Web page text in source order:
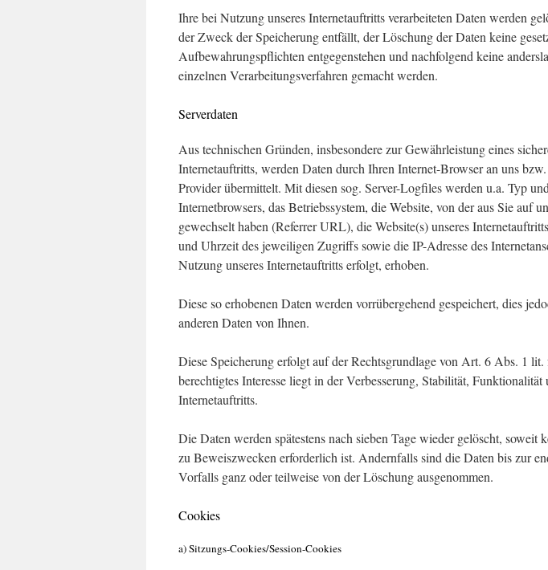
Ihre bei Nutzung unseres Internetauftritts verarbeiteten Daten werden
der Zweck der Speicherung entfällt, der Löschung der Daten keine
Aufbewahrungspflichten entgegenstehen und nachfolgend keine
einzelnen Verarbeitungsverfahren gemacht werden.
Serverdaten
Aus technischen Gründen, insbesondere zur Gewährleistung eines
Internetauftritts, werden Daten durch Ihren Internet-Browser an uns bzw.
Provider übermittelt. Mit diesen sog. Server-Logfiles werden u.a. Typ
Internetbrowsers, das Betriebssystem, die Website, von der aus Sie auf
gewechselt haben (Referrer URL), die Website(s) unseres
und Uhrzeit des jeweiligen Zugriffs sowie die IP-Adresse des
Nutzung unseres Internetauftritts erfolgt, erhoben.
Diese so erhobenen Daten werden vorrübergehend gespeichert, dies
anderen Daten von Ihnen.
Diese Speicherung erfolgt auf der Rechtsgrundlage von Art. 6 Abs. 1
berechtigtes Interesse liegt in der Verbesserung, Stabilität, Funktionalität
Internetauftritts.
Die Daten werden spätestens nach sieben Tage wieder gelöscht,
zu Beweiszwecken erforderlich ist. Andernfalls sind die Daten bis zur
Vorfalls ganz oder teilweise von der Löschung ausgenommen.
Cookies
a) Sitzungs-Cookies/Session-Cookies